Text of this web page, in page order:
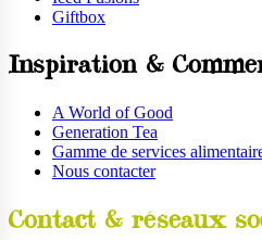
Giftbox
Inspiration &
A World of Good
Generation Tea
Gamme de services
Nous contacter
Contact & réseaux